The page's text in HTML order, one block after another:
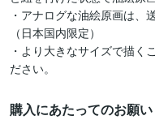
・アナログな油絵原画は、
（日本国内限定）
・より大きなサイズで描く
ださい。
購入にあたってのお願い